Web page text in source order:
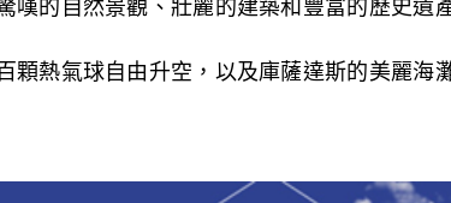
嘆的自然景觀、壯麗的建築和豐富的歷史遺
顆熱氣球自由升空，以及庫薩達斯的美麗海